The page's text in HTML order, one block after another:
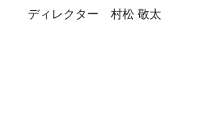
ディレクター 村松 敬太